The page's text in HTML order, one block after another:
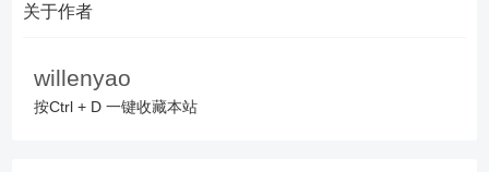
关于作者
willenyao
按Ctrl + D 一键收藏本站